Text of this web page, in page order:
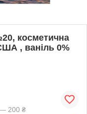
косметична
, ваніль 0%
— 200 ₴